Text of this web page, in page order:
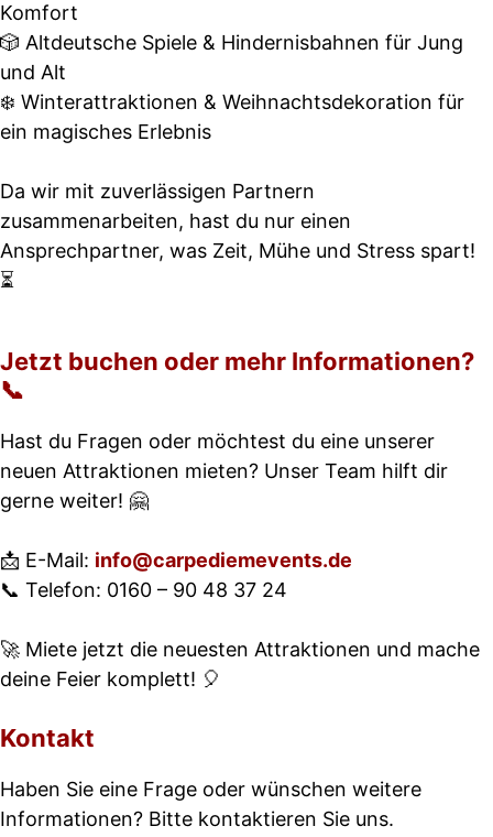
Komfort
🎲 Altdeutsche Spiele & Hindernisbahnen für Jung
und Alt
❄️ Winterattraktionen & Weihnachtsdekoration für
ein magisches Erlebnis
Da wir mit zuverlässigen Partnern
zusammenarbeiten, hast du nur einen
Ansprechpartner, was Zeit, Mühe und Stress spart!
⏳
Jetzt buchen oder mehr Informationen?
📞
Hast du Fragen oder möchtest du eine unserer
neuen Attraktionen mieten? Unser Team hilft dir
gerne weiter! 🤗
📩 E-Mail: info@carpediemevents.de
📞 Telefon: 0160 – 90 48 37 24
🚀 Miete jetzt die neuesten Attraktionen und mache
deine Feier komplett! 🎈
Kontakt
Haben Sie eine Frage oder wünschen weitere
Informationen? Bitte kontaktieren Sie uns.